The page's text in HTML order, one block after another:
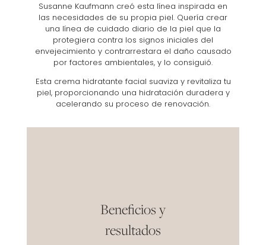
Susanne Kaufmann creó esta línea inspirada en
las necesidades de su propia piel. Quería crear
una línea de cuidado diario de la piel que la
protegiera contra los signos iniciales del
envejecimiento y contrarrestara el daño causado
por factores ambientales, y lo consiguió.
Esta crema hidratante facial suaviza y revitaliza tu
piel, proporcionando una hidratación duradera y
acelerando su proceso de renovación.
Beneficios y
resultados